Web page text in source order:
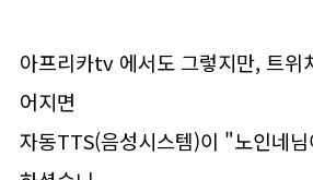
아프리카tv 에서도 그렇지만, 트위
어지면
자동TTS(음성시스템)이 "노인네